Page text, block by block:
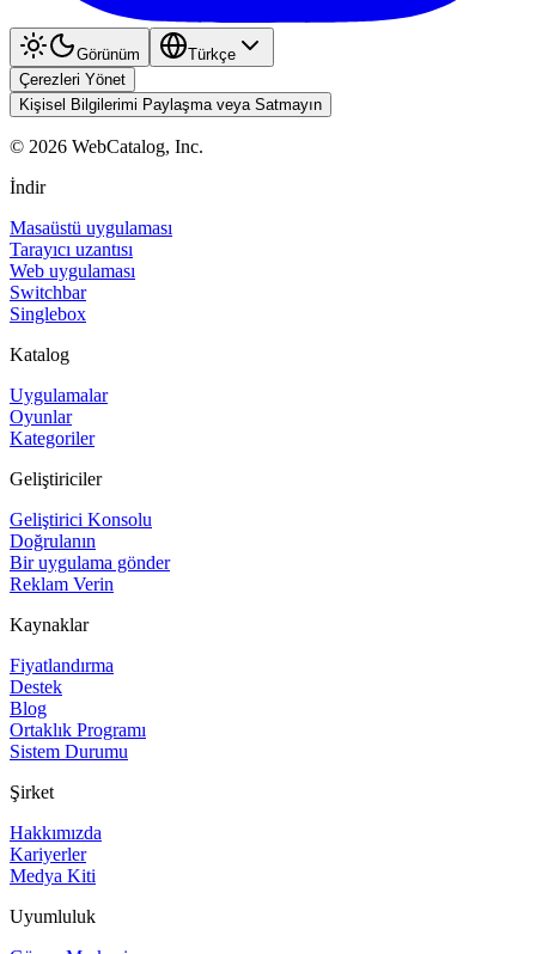
Görünüm
Türkçe
Çerezleri Yönet
Kişisel Bilgilerimi Paylaşma veya Satmayın
© 2026 WebCatalog, Inc.
İndir
Masaüstü uygulaması
Tarayıcı uzantısı
Web uygulaması
Switchbar
Singlebox
Katalog
Uygulamalar
Oyunlar
Kategoriler
Geliştiriciler
Geliştirici Konsolu
Doğrulanın
Bir uygulama gönder
Reklam Verin
Kaynaklar
Fiyatlandırma
Destek
Blog
Ortaklık Programı
Sistem Durumu
Şirket
Hakkımızda
Kariyerler
Medya Kiti
Uyumluluk